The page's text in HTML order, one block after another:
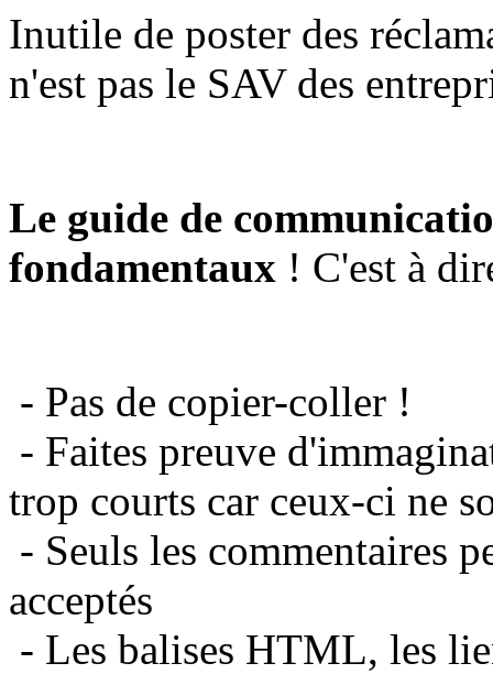
Inutile de poster des
n'est pas le SAV des
Le guide de
fondamentaux ! C'est à
- Pas de copier-coller !
- Faites preuve
trop courts car ceux-ci ne
- Seuls les commentaires
acceptés
- Les balises HTML, les